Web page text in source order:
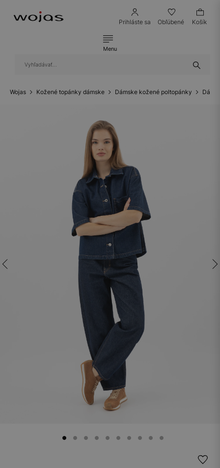
Prihláste sa Obľúbené Košík
Menu
Wojas Kožené topánky dámske Dámske kožené poltopánky